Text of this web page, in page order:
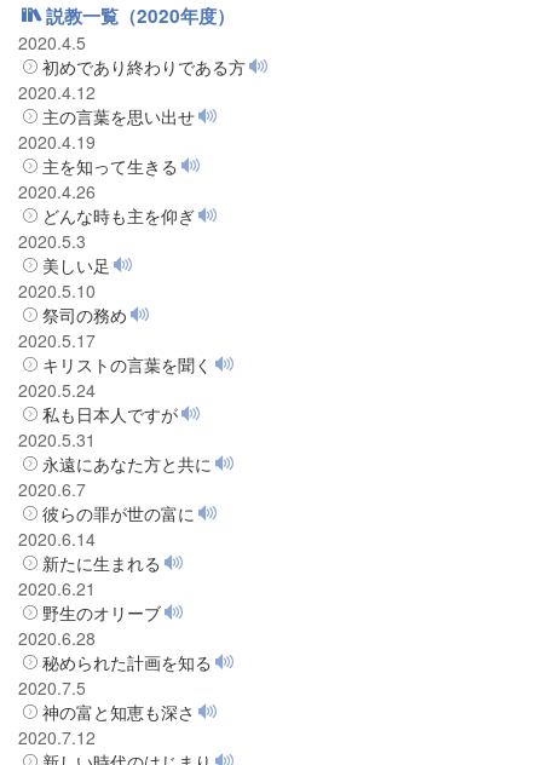
説教一覧（2020年度）
2020.4.5
初めであり終わりである方
2020.4.12
主の言葉を思い出せ
2020.4.19
主を知って生きる
2020.4.26
どんな時も主を仰ぎ
2020.5.3
美しい足
2020.5.10
祭司の務め
2020.5.17
キリストの言葉を聞く
2020.5.24
私も日本人ですが
2020.5.31
永遠にあなた方と共に
2020.6.7
彼らの罪が世の富に
2020.6.14
新たに生まれる
2020.6.21
野生のオリーブ
2020.6.28
秘められた計画を知る
2020.7.5
神の富と知恵も深さ
2020.7.12